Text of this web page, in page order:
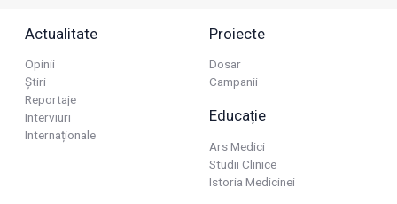
Actualitate
Opinii
Știri
Reportaje
Interviuri
Internaționale
Proiecte
Dosar
Campanii
Educație
Ars Medici
Studii Clinice
Istoria Medicinei